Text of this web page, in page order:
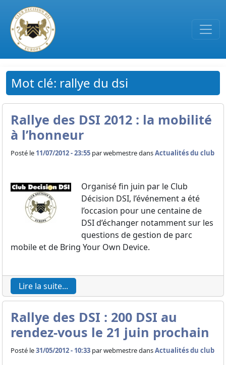
Passer au contenu principal
Mot clé: rallye du dsi
Rallye des DSI 2012 : la mobilité
à l’honneur
Posté le 11/07/2012 - 23:55 parwebmestre dansActualités du club
Organisé fin juin par le Club
Décision DSI, l’événement a été
l’occasion pour une centaine de
DSI d’échanger notamment sur les
questions de gestion de parc
mobile et de Bring Your Own Device.
Lire la suite...
Rallye des DSI : 200 DSI au
rendez-vous le 21 juin prochain
Posté le31/05/2012 - 10:33 parwebmestre dansActualités du club